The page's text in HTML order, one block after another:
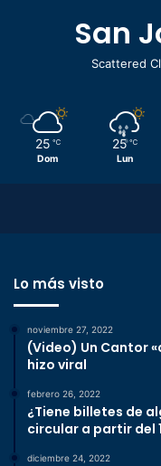
San
Scattered
25 ℃
Dom
25 ℃
Lun
Lo más visto
noviembre 27, 2022
(Video) Un Cantor
hizo viral
febrero 26, 2022
¿Tiene billetes de
circular a partir del
diciembre 24, 2022